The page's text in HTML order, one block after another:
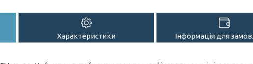
Характеристики Інформація для